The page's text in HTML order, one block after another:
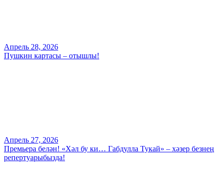
Апрель 28, 2026
Пушкин картасы – отышлы!
Апрель 27, 2026
Премьера белән! «Хәл бу ки… Габдулла Тукай» – хәзер безнең
репертуарыбызда!